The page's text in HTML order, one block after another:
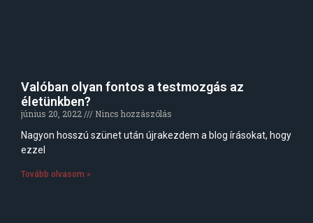
Valóban olyan fontos a testmozgás az
életünkben?
június 20, 2022
Nincs hozzászólás
Nagyon hosszú szünet után újrakezdem a blog írásokat, hogy
ezzel
Tovább olvasom »